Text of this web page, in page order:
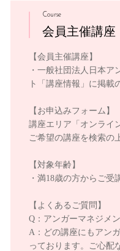
Course
会員主催講座
【会員主催講座】
・一般社団法人日本ア
ト「講座情報」に掲載
【お申込みフォーム】
講座エリア「オンライ
ご希望の講座を検索の
【対象年齢】
・満18歳の方からご受
【よくあるご質問】
Q：アンガーマネジメ
A：どの講座にもアン
っております。ご心配